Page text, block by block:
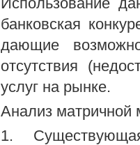
банковская
дающие
отсутствия
услуг на рынке.
Анализ
1.